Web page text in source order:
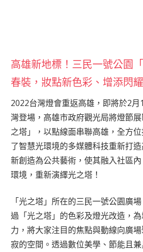
高雄新地標！三民一號公園
春裝，妝點新色彩、增添閃
2022台灣燈會重返高雄，即將於2
灣登場，高雄市政府觀光局將燈節
之塔」，以點線面串聯高雄，全方
了智慧光環境的多媒體科技重新打
新創造為公共藝術，使其融入社區
環境，重新演繹光之塔！
「光之塔」所在的三民一號公園廣
過「光之塔」的色彩及燈光改造，
力，將大家注目的焦點與動線向廣
寂的空間。透過數位美學、節能且